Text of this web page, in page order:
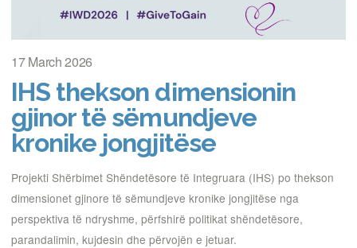
17 March 2026
IHS thekson dimensionin
gjinor të sëmundjeve
kronike jongjitëse
Projekti Shërbimet Shëndetësore të Integruara (IHS) po thekson
dimensionet gjinore të sëmundjeve kronike jongjitëse nga
perspektiva të ndryshme, përfshirë politikat shëndetësore,
parandalimin, kujdesin dhe përvojën e jetuar.